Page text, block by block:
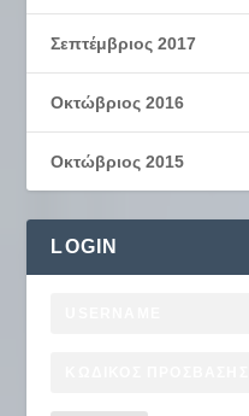
Σεπτέμβριος 2017
Οκτώβριος 2016
Οκτώβριος 2015
LOGIN